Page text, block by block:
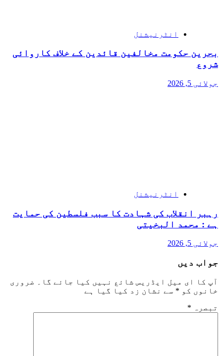
انٹرنیشنل
بحرین حکومت مخالفین قائدین کے خلاف کاروائی
شروع
جولائی 5, 2026
انٹرنیشنل
رہبر انقلاب کی شہادت کا سبب فلسطین کی حمایت
ہے : محمد البخیتی
جولائی 5, 2026
جواب دیں
آپ کا ای میل ایڈریس شائع نہیں کیا جائے گا۔
ضروری
خانوں کو * سے نشان زد کیا گیا ہے
تبصرہ *